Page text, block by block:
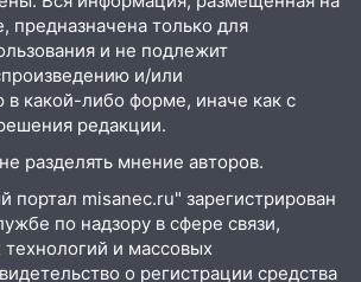
04.08.2026
проверяет
в посёлке Налейка
в Старой Майне
приглашают сдать
пройдёт 6 августа
предназначена только для
и не подлежит
и/или
в какой-либо форме, иначе как с
редакции.
разделять мнение авторов.
misanec.ru" зарегистрирован
по надзору в сфере связи,
и массовых
о регистрации средства